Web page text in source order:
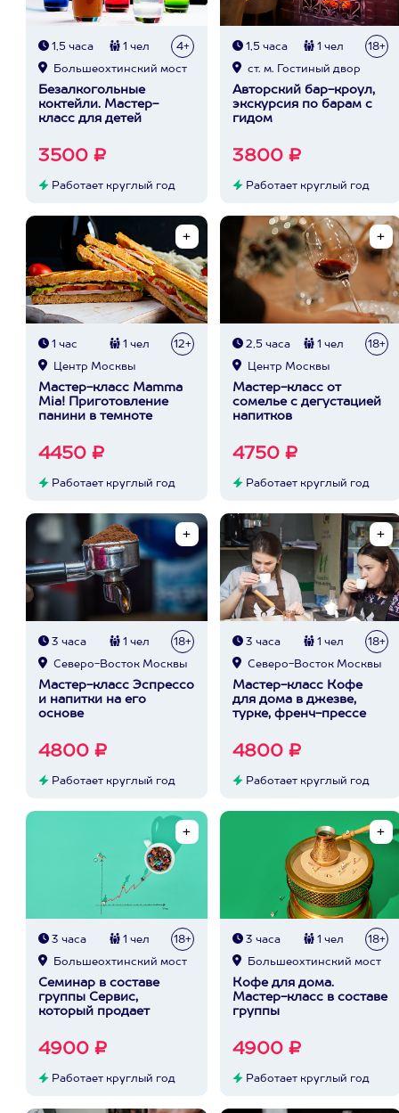
1,5 часа 1 чел 4+
Большеохтинский мост
Безалкогольные
коктейли. Мастер-
класс для детей
3500 ₽
Работает круглый год
1,5 часа 1 чел 18+
ст. м. Гостиный двор
Авторский бар-кроул,
экскурсия по барам с
гидом
3800 ₽
Работает круглый год
1 час 1 чел 12+
Центр Москвы
Мастер-класс Mamma
Mia! Приготовление
панини в темноте
4450 ₽
Работает круглый год
2,5 часа 1 чел 18+
Центр Москвы
Мастер-класс от
сомелье с дегустацией
напитков
4750 ₽
Работает круглый год
3 часа 1 чел 18+
Северо-Восток Москвы
Мастер-класс Эспрессо
и напитки на его
основе
4800 ₽
Работает круглый год
3 часа 1 чел 18+
Северо-Восток Москвы
Мастер-класс Кофе
для дома в джезве,
турке, френч-прессе
4800 ₽
Работает круглый год
3 часа 1 чел 18+
Большеохтинский мост
Семинар в составе
группы Сервис,
который продает
4900 ₽
Работает круглый год
3 часа 1 чел 18+
Большеохтинский мост
Кофе для дома.
Мастер-класс в составе
группы
4900 ₽
Работает круглый год